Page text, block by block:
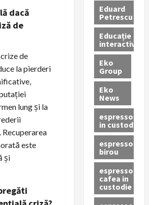
dacă
de
de
la pierderi
lung și la
este
și
Eduard
Petrescu
Educație
interactivă
Eko
Group
Eko
News
espressoare
in custodie
espressor
birou
espressor
cafea in
custodie